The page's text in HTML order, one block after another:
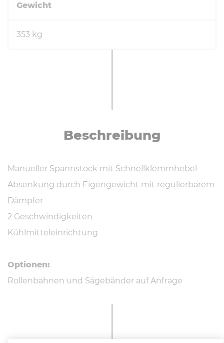
Gewicht
353 kg
Be­schrei­bung
Manueller Spannstock mit Schnellklemmhebel
Absenkung durch Eigengewicht mit regulierbarem
Dämpfer
2 Geschwindigkeiten
Kühlmitteleinrichtung
Optionen:
Rollenbahnen und Sägebänder auf Anfrage